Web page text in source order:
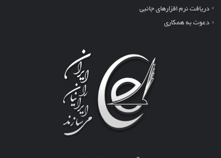
دریافت نرم افزارهای جانبی
دعوت به همکاری